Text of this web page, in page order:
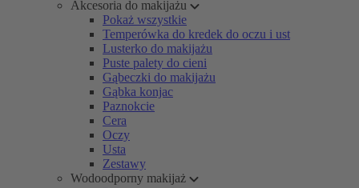
Akcesoria do makijażu
Pokaż wszystkie
Temperówka do kredek do oczu i ust
Lusterko do makijażu
Puste palety do cieni
Gąbeczki do makijażu
Gąbka konjac
Paznokcie
Cera
Oczy
Usta
Zestawy
Wodoodporny makijaż